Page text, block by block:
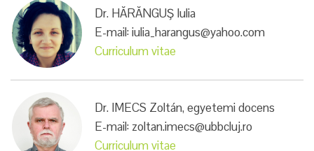
Dr. HĂRĂNGUŞ Iulia
E-mail: iulia_harangus@yahoo.com
Curriculum vitae
Dr. IMECS Zoltán, egyetemi docens
E-mail: zoltan.imecs@ubbcluj.ro
Curriculum vitae